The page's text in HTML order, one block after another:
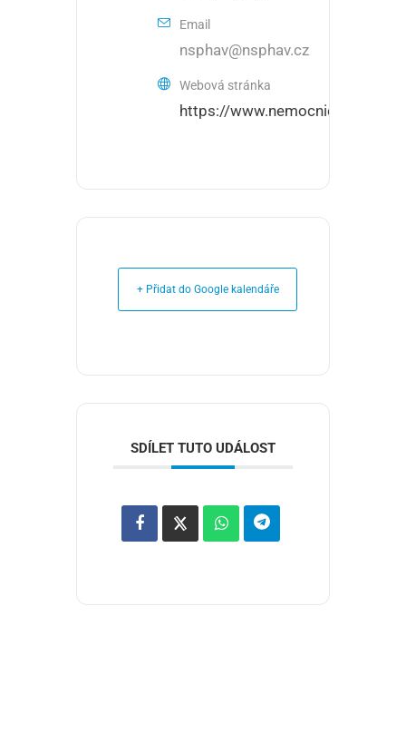
Email
nsphav@nsphav.cz
Webová stránka
https://
+ Přidat do Google kalendáře
SDÍLET TUTO UDÁLOST